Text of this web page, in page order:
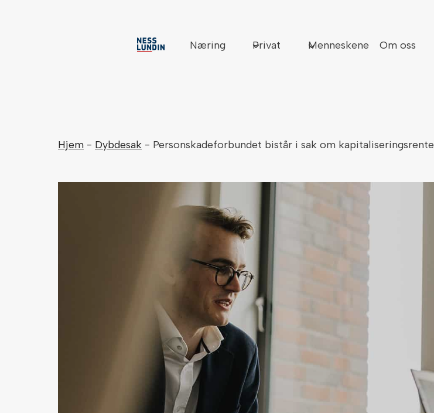
Næring Privat Menneskene Om oss
Hjem - Dybdesak - Personskadeforbundet bistår i sak om kapitaliseringsrente